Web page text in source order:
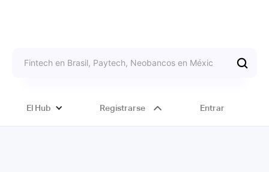
El Hub Registrarse Entrar